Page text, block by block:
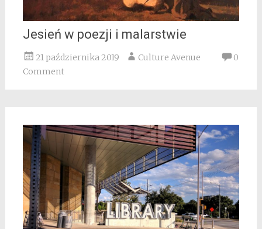
Jesień w poezji i malarstwie
21 października 2019 Culture Avenue
0
Comment